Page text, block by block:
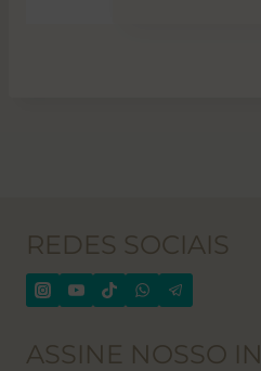
REDES SOCIAIS
ASSINE NOSSO